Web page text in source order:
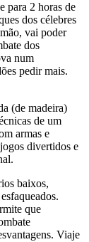
para 2 horas de
dos célebres
vai poder
dos
num
pedir mais.
(de madeira)
de um
armas e
divertidos e
baixos,
que
Viaje